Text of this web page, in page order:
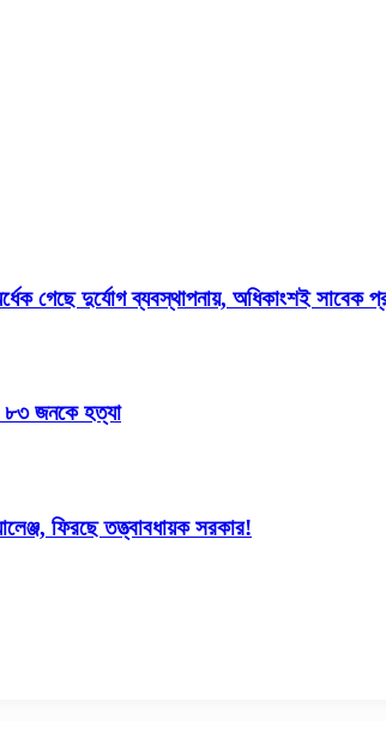
গেছে দুর্যোগ ব্যবস্থাপনায়, অধিকাংশই সাবেক
জনকে হত্যা
ফিরছে তত্ত্বাবধায়ক সরকার!